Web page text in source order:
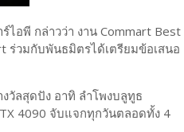
ไอพี กล่าวว่า งาน Commart Best
ร่วมกับพันธมิตรได้เตรียมข้อเสนอ
วัลสุดปัง อาทิ ลำโพงบลูทูธ
4090 จับแจกทุกวันตลอดทั้ง 4